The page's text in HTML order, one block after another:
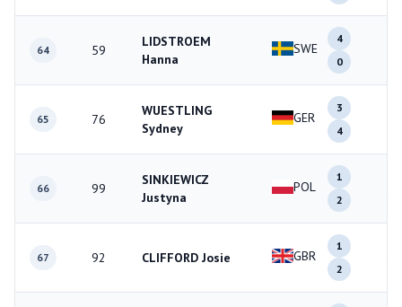
64 59
LIDSTROEM
Hanna
SWE
4
0
65 76
WUESTLING
Sydney
GER
3
4
66 99
SINKIEWICZ
Justyna
POL
1
2
67 92 CLIFFORD Josie GBR
1
2